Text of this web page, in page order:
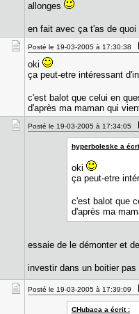
allonges
en fait avec ça t'as de
Posté le 19-03-2005 à 17:30:38
oki
ça peut-etre intéressant
c'est balot que celui en
d'après ma maman qui
Posté le 19-03-2005 à 17:34:05
hyperboleske a
oki
ça peut-etre
c'est balot que
d'après ma
essaie de le démonter et
investir dans un boitier
Posté le 19-03-2005 à 17:39:09
CHubaca a écrit :